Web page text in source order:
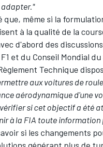
adapter."
que, même si la
à la qualité de la
d'abord des
et du Conseil Mondial
Technique
aux voitures de
aérodynamique d'une
si cet objectif a été
à la FIA toute
si les changements